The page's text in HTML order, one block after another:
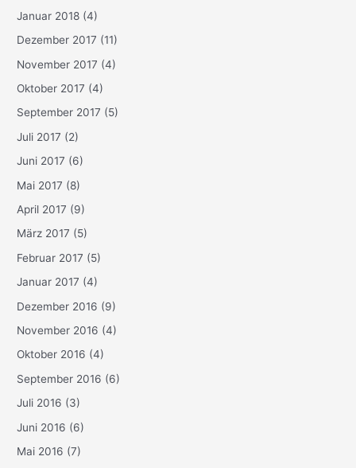
Januar 2018 (4)
Dezember 2017 (11)
November 2017 (4)
Oktober 2017 (4)
September 2017 (5)
Juli 2017 (2)
Juni 2017 (6)
Mai 2017 (8)
April 2017 (9)
März 2017 (5)
Februar 2017 (5)
Januar 2017 (4)
Dezember 2016 (9)
November 2016 (4)
Oktober 2016 (4)
September 2016 (6)
Juli 2016 (3)
Juni 2016 (6)
Mai 2016 (7)